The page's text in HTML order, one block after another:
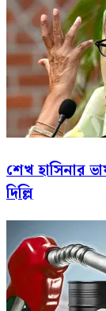
শেখ হাসিনার
দিল্লি